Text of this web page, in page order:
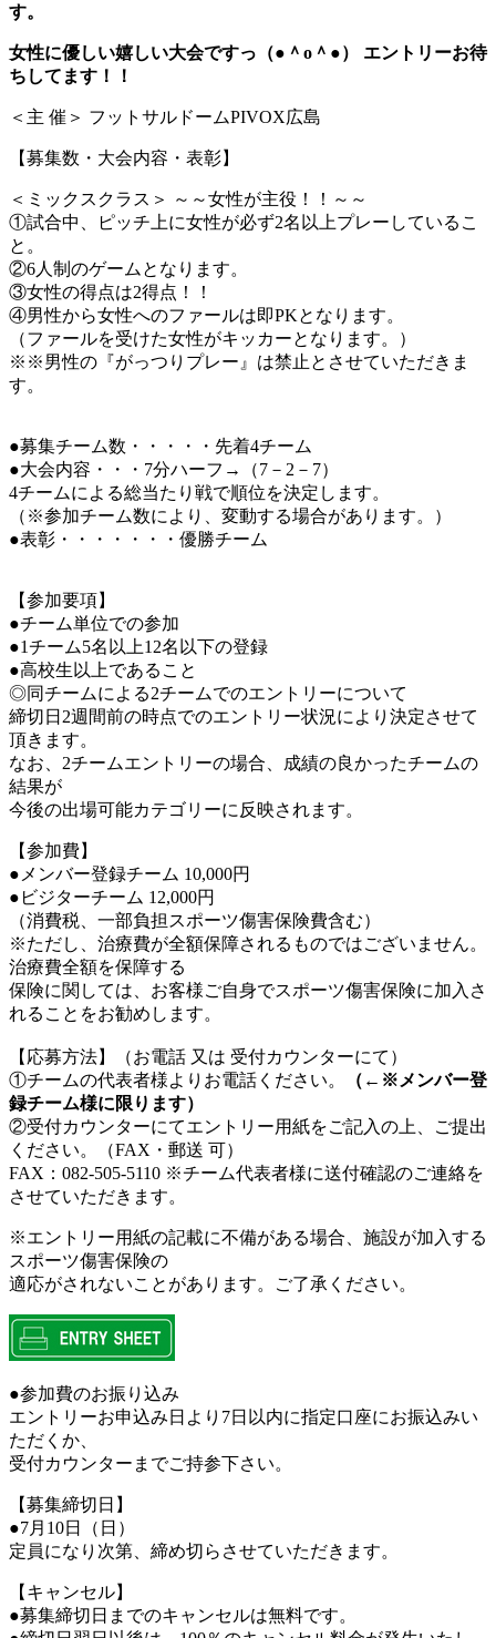
す。
女性に優しい嬉しい大会ですっ（●＾o＾●） エントリーお待
ちしてます！！
＜主 催＞ フットサルドームPIVOX広島
【募集数・大会内容・表彰】
＜ミックスクラス＞ ～～女性が主役！！～～
①試合中、ピッチ上に女性が必ず2名以上プレーしているこ
と。
②6人制のゲームとなります。
③女性の得点は2得点！！
④男性から女性へのファールは即PKとなります。
（ファールを受けた女性がキッカーとなります。）
※※男性の『がっつりプレー』は禁止とさせていただきま
す。
●募集チーム数・・・・・先着4チーム
●大会内容・・・7分ハーフ→（7－2－7）
4チームによる総当たり戦で順位を決定します。
（※参加チーム数により、変動する場合があります。）
●表彰・・・・・・・優勝チーム
【参加要項】
●チーム単位での参加
●1チーム5名以上12名以下の登録
●高校生以上であること
◎同チームによる2チームでのエントリーについて
締切日2週間前の時点でのエントリー状況により決定させて
頂きます。
なお、2チームエントリーの場合、成績の良かったチームの
結果が
今後の出場可能カテゴリーに反映されます。
【参加費】
●メンバー登録チーム 10,000円
●ビジターチーム 12,000円
（消費税、一部負担スポーツ傷害保険費含む）
※ただし、治療費が全額保障されるものではございません。
治療費全額を保障する
保険に関しては、お客様ご自身でスポーツ傷害保険に加入さ
れることをお勧めします。
【応募方法】（お電話 又は 受付カウンターにて）
①チームの代表者様よりお電話ください。
（←※メンバー登
録チーム様に限ります）
②受付カウンターにてエントリー用紙をご記入の上、ご提出
ください。（FAX・郵送 可）
FAX：082-505-5110 ※チーム代表者様に送付確認のご連絡を
させていただきます。
※エントリー用紙の記載に不備がある場合、施設が加入する
スポーツ傷害保険の
適応がされないことがあります。ご了承ください。
●参加費のお振り込み
エントリーお申込み日より7日以内に指定口座にお振込みい
ただくか、
受付カウンターまでご持参下さい。
【募集締切日】
●7月10日（日）
定員になり次第、締め切らさせていただきます。
【キャンセル】
●募集締切日までのキャンセルは無料です。